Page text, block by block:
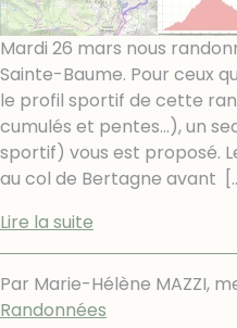
Mardi 26 mars nous
Sainte-Baume. Pour ceux
le profil sportif de cette
cumulés et pentes...), un
sportif) vous est proposé.
au col de Bertagne avant
Lire la suite
Par Marie-Hélène MAZZI,
Randonnées